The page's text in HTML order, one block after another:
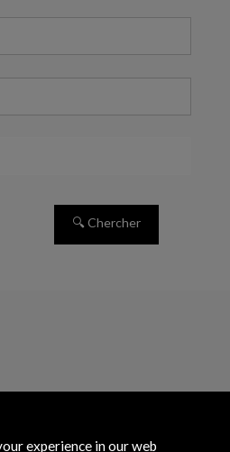
experience in our web